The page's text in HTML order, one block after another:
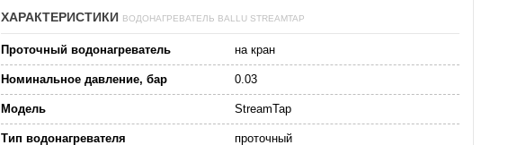
ХАРАКТЕРИСТИКИ ВОДОНАГРЕВАТЕЛЬ BALLU STREAMTAP
Проточный водонагреватель на кран
Номинальное давление, бар 0.03
Модель StreamTap
Тип водонагревателя проточный